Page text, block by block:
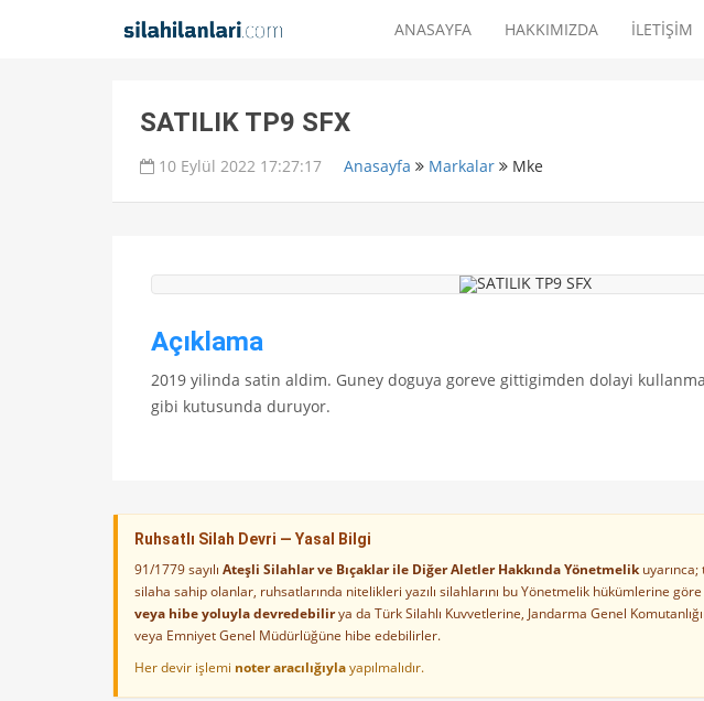
ANASAYFA HAKKIMIZDA İLETİŞİM
SATILIK TP9 SFX
10 Eylül 2022 17:27:17 Anasayfa Markalar Mke
Açıklama
2019 yilinda satin aldim. Guney doguya goreve gittigimden dolayi
gibi kutusunda duruyor.
Ruhsatlı Silah Devri — Yasal Bilgi
91/1779 sayılı Ateşli Silahlar ve Bıçaklar ile Diğer Aletler Hakkında Yönetmelikuyarınca;
silaha sahip olanlar, ruhsatlarında nitelikleri yazılı silahlarını bu Yönetmelik hükümlerine
veya hibe yoluyla devredebilirya da Türk Silahlı Kuvvetlerine, Jandarma Genel
veya Emniyet Genel Müdürlüğüne hibe edebilirler.
Her devir işlemi noter aracılığıylayapılmalıdır.